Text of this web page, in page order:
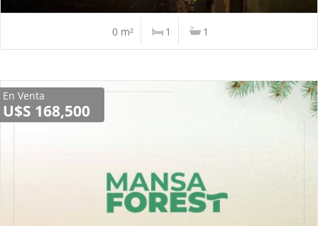
0 m² 1 1
En Venta
U$S 168,500